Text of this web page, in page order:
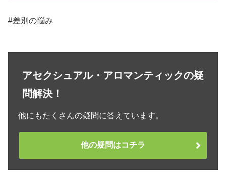
#差別の悩み
アセクシュアル・アロマンティックの疑
問解決！
他にもたくさんの疑問に答えています。
他の疑問はコチラ